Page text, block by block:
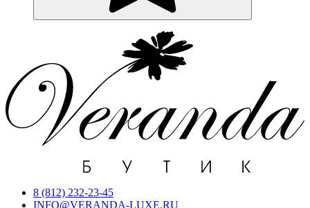
8 (812) 232-23-45
INFO@VERANDA-LUXE.RU